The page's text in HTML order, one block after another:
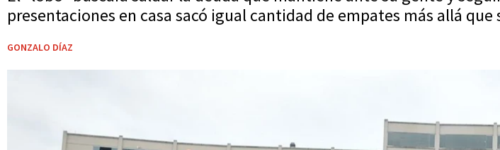
presentaciones en casa sacó igual cantidad de empates más allá que
GONZALO DÍAZ